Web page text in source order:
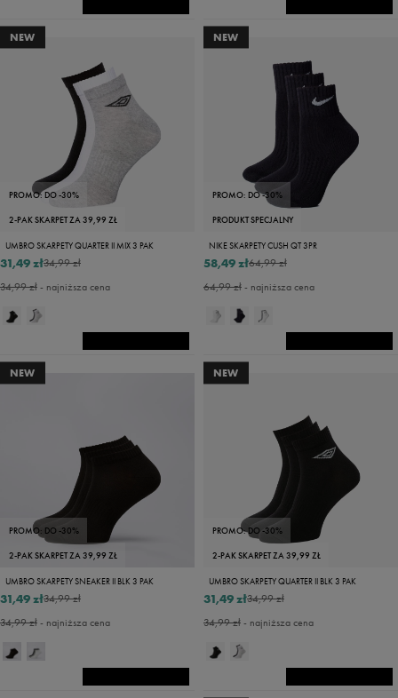
NEW
PROMO: DO -30%
2-PAK SKARPET ZA 39,99 ZŁ
UMBRO SKARPETY QUARTER II MIX 3 PAK
34,99 zł
31,49 zł
34,99 zł- najniższa cena
NEW
PROMO: DO -30%
PRODUKT SPECJALNY
NIKE SKARPETY CUSH QT 3PR
64,99 zł
58,49 zł
64,99 zł- najniższa cena
NEW
PROMO: DO -30%
2-PAK SKARPET ZA 39,99 ZŁ
UMBRO SKARPETY SNEAKER II BLK 3 PAK
34,99 zł
31,49 zł
34,99 zł- najniższa cena
NEW
PROMO: DO -30%
2-PAK SKARPET ZA 39,99 ZŁ
UMBRO SKARPETY QUARTER II BLK 3 PAK
34,99 zł
31,49 zł
34,99 zł- najniższa cena